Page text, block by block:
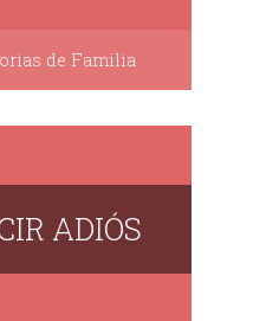
de Familia
ADIÓS